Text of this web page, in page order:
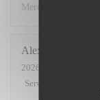
Merci.
Alexandre
2026-07-01
Service